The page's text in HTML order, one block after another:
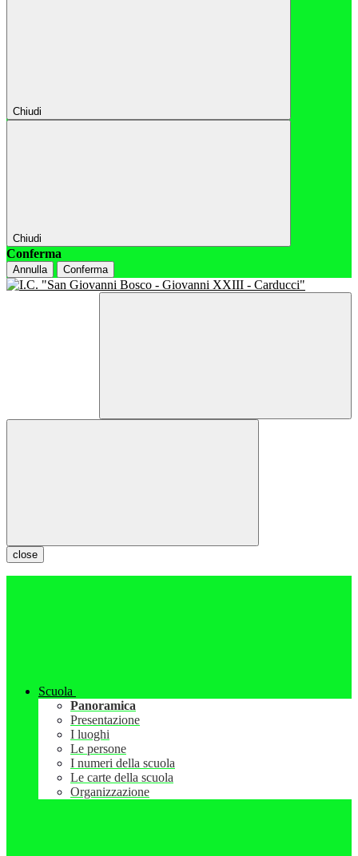
Chiudi
Chiudi
Conferma
Annulla Conferma
close
Scuola
Panoramica
Presentazione
I luoghi
Le persone
I numeri della scuola
Le carte della scuola
Organizzazione